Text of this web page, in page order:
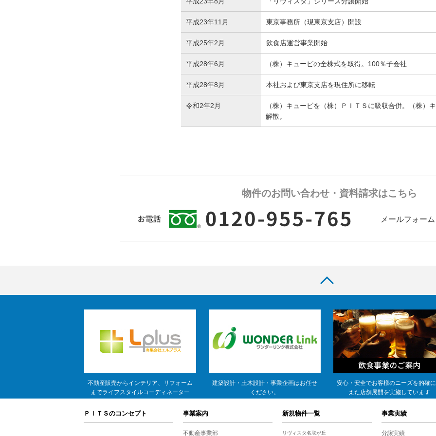
平成23年11月 東京事務所（現東京支店）開設
平成25年2月 飲食店運営事業開始
平成28年6月 （株）キュービの全株式を取得。100％子会社
平成28年8月 本社および東京支店を現住所に移転
令和2年2月
（株）キュービを（株）ＰＩＴＳに吸収合併。（株）
解散。
物件のお問い合わせ・資料請求はこちら
メールフォーム
不動産販売からインテリア、リフォーム
までライフスタイルコーディネーター
建築設計・土木設計・事業企画はお任せ
ください。
安心・安全でお客様のニーズを的確
えた店舗展開を実施しています
ＰＩＴＳのコンセプト 事業案内
不動産事業部
新規物件一覧
リヴィスタ名取が丘
事業実績
分譲実績